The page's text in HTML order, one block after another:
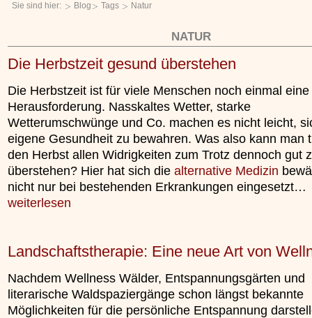
Sie sind hier: Blog Tags Natur
NATUR
Die Herbstzeit gesund überstehen
Die Herbstzeit ist für viele Menschen noch einmal
Herausforderung. Nasskaltes Wetter, starke
Wetterumschwünge und Co. machen es nicht leicht,
eigene Gesundheit zu bewahren. Was also kann man
den Herbst allen Widrigkeiten zum Trotz dennoch gut
überstehen? Hier hat sich die alternative Medizin
nicht nur bei bestehenden Erkrankungen eingesetzt…
weiterlesen
Landschaftstherapie: Eine neue Art von
Nachdem Wellness Wälder, Entspannungsgärten und
literarische Waldspaziergänge schon längst bekannte
Möglichkeiten für die persönliche Entspannung
Erfahrungen mit
Kieselsäuregel
»»»